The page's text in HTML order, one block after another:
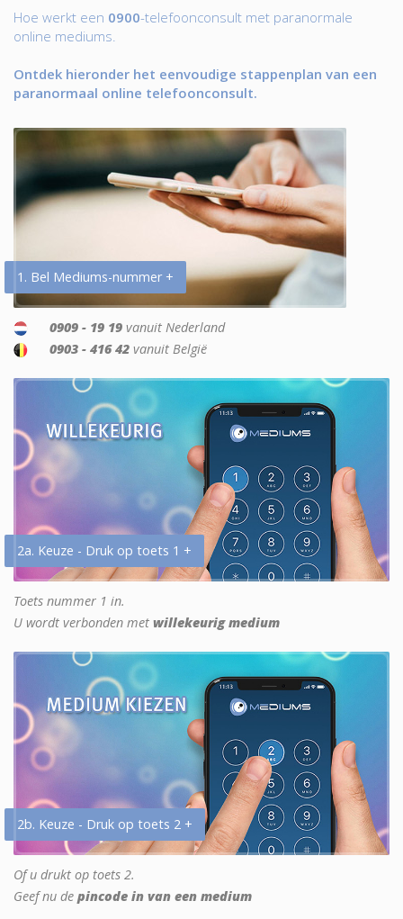
Hoe werkt een 0900-telefoonconsult met paranormale
online mediums.
Ontdek hieronder het eenvoudige stappenplan van een
paranormaal online telefoonconsult.
1. Bel Mediums-nummer +
0909 - 19 19 vanuit Nederland
0903 - 416 42 vanuit België
2a. Keuze - Druk op toets 1 +
Toets nummer 1 in.
U wordt verbonden met willekeurig medium
2b. Keuze - Druk op toets 2 +
Of u drukt op toets 2.
Geef nu de pincode in van een medium